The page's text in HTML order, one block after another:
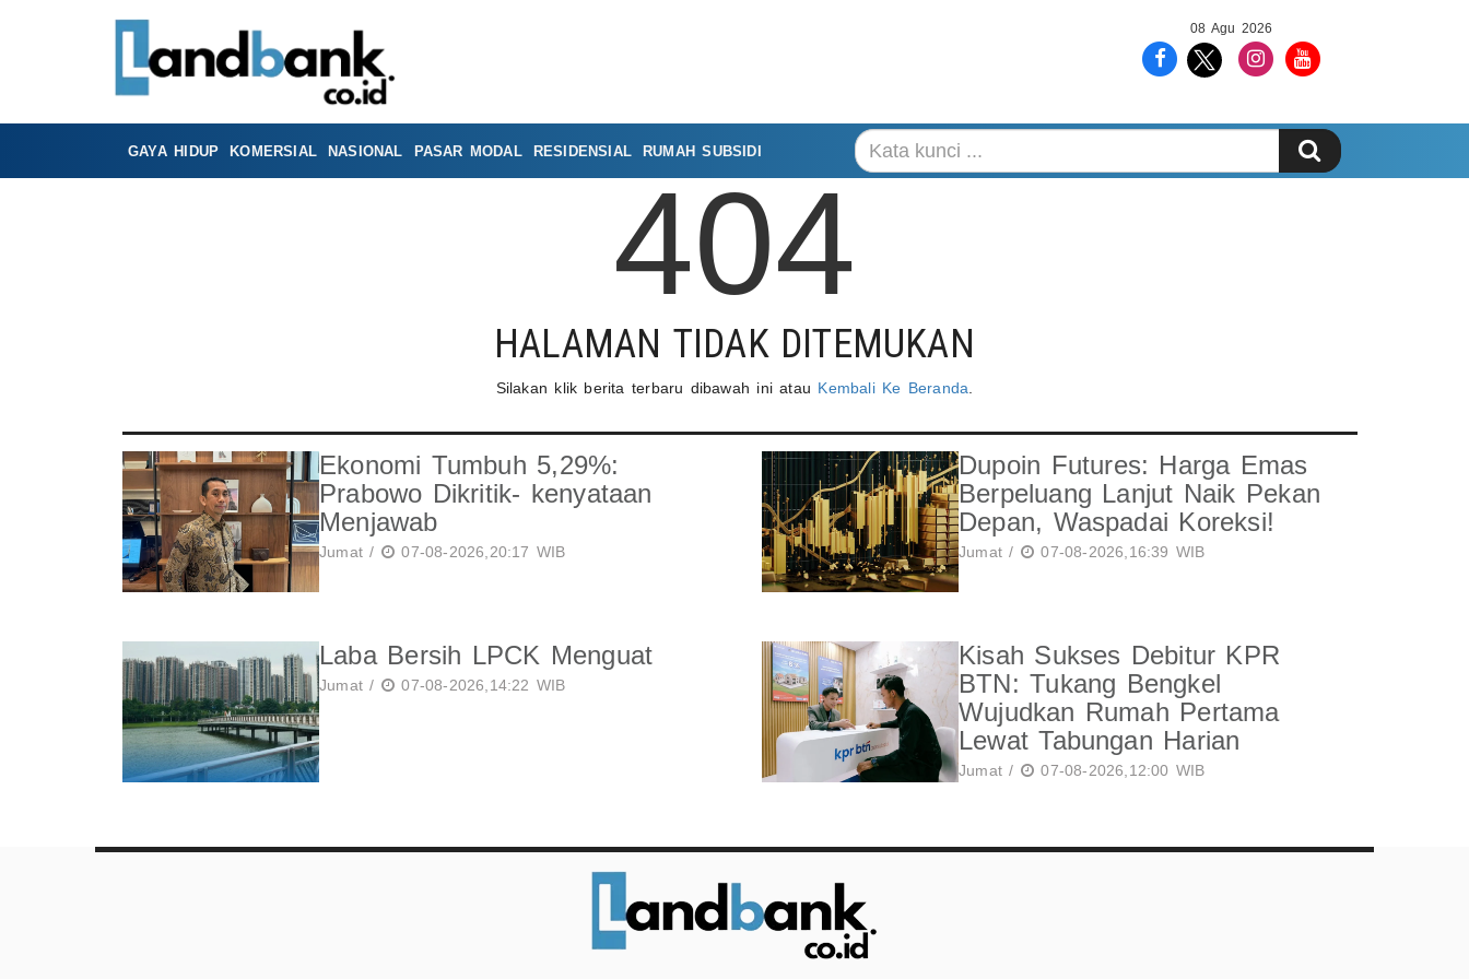
08 Agu 2026
GAYA HIDUP KOMERSIAL NASIONAL PASAR MODAL RESIDENSIAL RUMAH SUBSIDI
404
HALAMAN TIDAK DITEMUKAN
Silakan klik berita terbaru dibawah ini atau Kembali Ke Beranda
Ekonomi Tumbuh 5,29%:
Prabowo Dikritik- kenyataan
Menjawab
Jumat / 07-08-2026,20:17 WIB
Dupoin Futures: Harga Emas
Berpeluang Lanjut Naik Pekan
Depan, Waspadai Koreksi!
Jumat / 07-08-2026,16:39 WIB
Laba Bersih LPCK Menguat
Jumat / 07-08-2026,14:22 WIB
Kisah Sukses Debitur KPR
BTN: Tukang Bengkel
Wujudkan Rumah Pertama
Lewat Tabungan Harian
Jumat / 07-08-2026,12:00 WIB